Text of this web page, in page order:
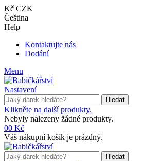
Kč CZK
Čeština
Help
Kontaktujte nás
Dodání
Menu
Nastavení
Hledat
Klikněte na další produkty.
Nebyly nalezeny žádné produkty.
00 Kč
Váš nákupní košík je prázdný.
Hledat